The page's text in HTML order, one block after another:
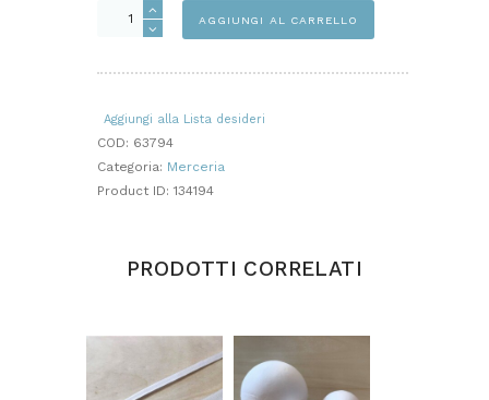
FORBICI
quantità
AGGIUNGI AL CARRELLO
Aggiungi alla Lista desideri
COD: 63794
Categoria: Merceria
Product ID: 134194
PRODOTTI CORRELATI